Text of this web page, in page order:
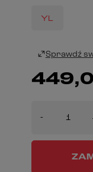
YL
Sprawdź
-